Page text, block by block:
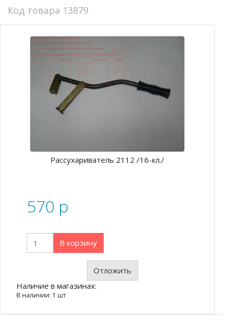
Код товара 13879
Рассухариватель 2112 /16-кл./
570 p
В корзину
Отложить
Наличие в магазинах:
В наличии: 1 шт